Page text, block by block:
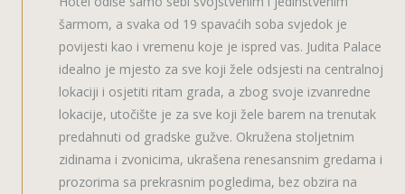
šarmom, a svaka od 19 spavaćih soba svjedok je
povijesti kao i vremenu koje je ispred vas. Judita Palace
idealno je mjesto za sve koji žele odsjesti na centralnoj
lokaciji i osjetiti ritam grada, a zbog svoje izvanredne
lokacije, utočište je za sve koji žele barem na trenutak
predahnuti od gradske gužve. Okružena stoljetnim
zidinama i zvonicima, ukrašena renesansnim gredama i
prozorima sa prekrasnim pogledima, bez obzira na